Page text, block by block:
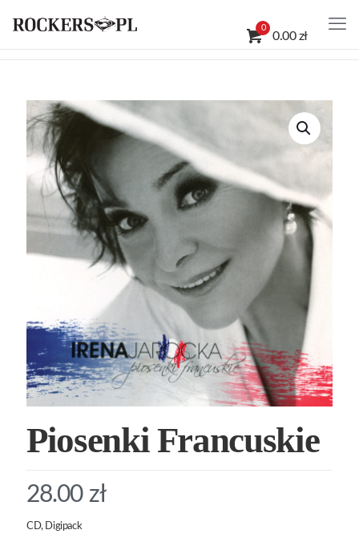
0
0.00 zł
Piosenki Francuskie
28.00 zł
CD, Digipack